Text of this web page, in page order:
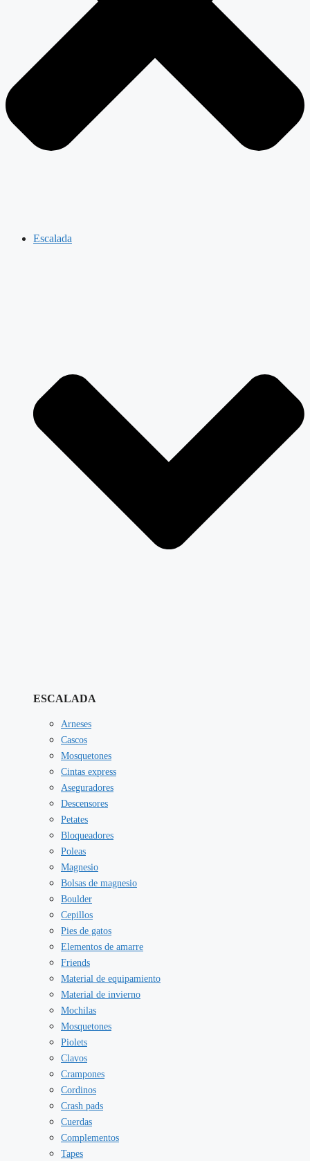
Escalada
ESCALADA
Arneses
Cascos
Mosquetones
Cintas express
Aseguradores
Descensores
Petates
Bloqueadores
Poleas
Magnesio
Bolsas de magnesio
Boulder
Cepillos
Pies de gatos
Elementos de amarre
Friends
Material de equipamiento
Material de invierno
Mochilas
Mosquetones
Piolets
Clavos
Crampones
Cordinos
Crash pads
Cuerdas
Complementos
Tapes